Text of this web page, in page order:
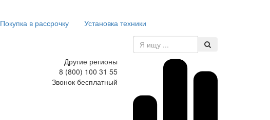
Покупка в рассрочку
Установка техники
Другие регионы
8 (800) 100 31 55
Звонок бесплатный